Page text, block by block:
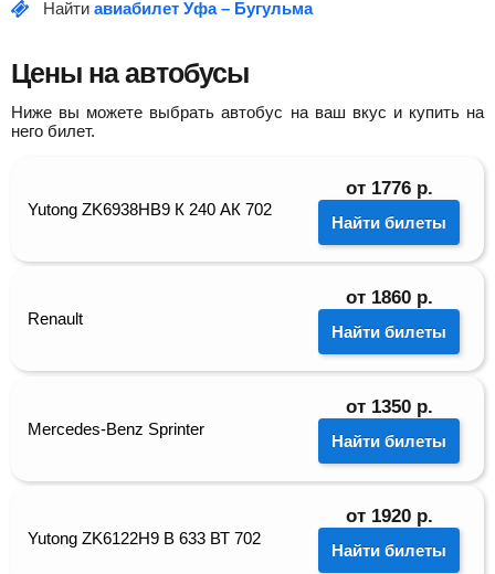
Найти авиабилет Уфа – Бугульма
Цены на автобусы
Ниже вы можете выбрать автобус на ваш вкус и купить на
него билет.
Yutong ZK6938HB9 К 240 АК 702
от 1776 р.
Найти билеты
Renault
от 1860 р.
Найти билеты
Mercedes-Benz Sprinter
от 1350 р.
Найти билеты
Yutong ZK6122H9 В 633 ВТ 702
от 1920 р.
Найти билеты